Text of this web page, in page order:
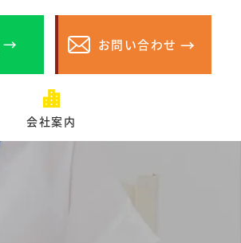
お問い合わせ
会社案内